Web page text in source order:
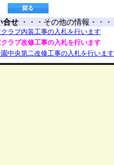
合せ ・・・その他の情報・・・
クラブ内装工事の入札を行います
クラブ改修工事の入札を行います
園中央第二改修工事の入札を行います